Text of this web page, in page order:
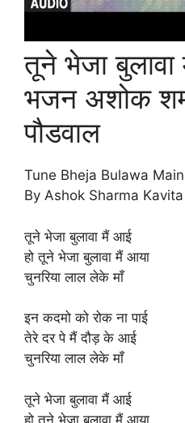
तूने भेजा
भजन अशोक
पौडवाल
Tune Bheja Bulawa
By Ashok Sharma
तूने भेजा बुलावा मैं आई
हो तूने भेजा बुलावा मैं आया
चुनरिया लाल लेके माँ
इन कदमो को रोक ना पाई
तेरे दर पे मैं दौड़ के आई
चुनरिया लाल लेके माँ
तूने भेजा बुलावा मैं आई
हो तूने भेजा बुलावा मैं आया